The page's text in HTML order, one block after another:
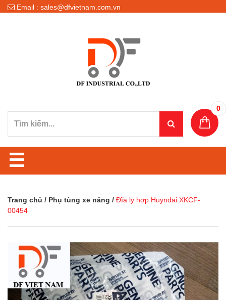
Email : sales@dfvietnam.com.vn
0
☰
Trang chủ / Phụ tùng xe nâng / Đĩa ly hợp Huyndai XKCF-
00454